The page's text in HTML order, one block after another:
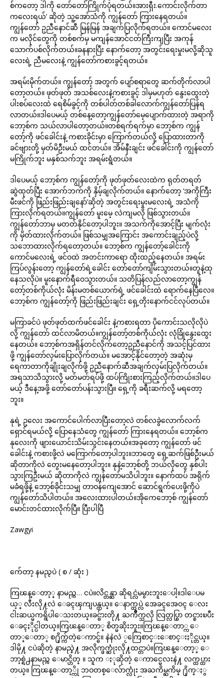
စ်ကတော့ ဒါကို တော်တော်ကြိုက်ပုံရတယ်။အားရှီး.ကောင်းလိုက်တာ
ကလေးရယ်’ ဆိုတဲ့ သူ့အော်သံကို ကျွန်တော် ကြားနေရတယ်။
ကျွန်တော် ဥညီနောင်ဆီ မြန်မြန် အချက်ပြလိုက်ရတယ်။ ကောင်မလေး
က မလိုင်တွေကို တစ်စက်မှ မကျန်အောင်ငတ်ကြီးကျပြီး အကုန်
သောက်ပစ်လိုက်တယ်။ခနနားပြီး နောက်တော့ အတွင်းရေးမှုးမလို့ဆိုသူ
လေးရဲ့ ညီမလေးနဲ့ ကျွန်တော်ကစားခွင့်ရတယ်။
အရမ်းမိုက်တယ်။ ကျွန်တော့် အတွက် ပျော်စရာတွေ ဆက်တိုက်လာပါ
တော့တယ်။ ဖုတ်ဖုတ် အသစ်လေးနဲ့ကစားခွင့် ဒါမှမဟုတ် နွေးထွေးတဲ့
ပါးစပ်လေးထဲ ရေစိမ်ခွင့်ကို တစ်ပါတ်တစ်ခါလောက်ကျွန်တော်ပြန်ရ
လာတယ်။ဒါပေမယ့် တစ်နေ့တော့ကျွန်တော်မေ့ပျောက်ထားတဲ့ အရာကို
ဘော့စ်က သယ်လာပါတော့တယ်။တစ်ရက်ရက်မှာ ဘော့စ်က ကျွန်
တော့်ကို ဖင်ခေါင်းနဲ့ ကစားခိုင်းမှာ ကြောက်တယ်လို့ ပြောထားတာကို
ခင်ဗျားတို့ မှတ်မိဦးမယ် ထင်တယ်။ အိမ်နီးချင်း ဖင်ခေါင်းကို ကျွန်တော်
မကြိုက်ဘူး မနှစ်သက်ဘူး အရမ်းရွံတယ်။
ဒါပေမယ့် ဘော့စ်က ကျွန်တော့်ကို ဖုတ်ဖုတ်လေးထဲက ရုတ်တရတ်
ဆွဲထုတ်ပြီး အောက်ဘက်ကို နှိမ့်ချလိုက်တယ်။ နောက်တော့ ‘အကိုကြီး
မီးဖင်ကို ဖြည်းဖြည်းချနော်’ဆိုတဲ့ အတွင်းရေးမှုးမလေးရဲ့ အသံကို
ကြားလိုက်ရတယ်။ကျွန်တော် မူးမေ့ လဲကျမလို ဖြစ်သွားတယ်။
ကျွန်တော်ဘာမှ မတတ်နိုင်တော့ပါဘူး။ အသက်ကိုအောင့်ပြီး မျက်လုံး
ကို မှိတ်ထားလိုက်တယ်။ ဖြစ်သမျှအကြောင်း အကောင်းချည့်ပဲလို့
သဘောထားလိုက်ရတော့တယ်။ ဘော့စ်က ကျွန်တော့်ခေါင်းကို
ကောင်မလေးရဲ့ ဖင်ဝထဲ အတင်းကာရော ထိုးထည့်နေတယ်။ အရမ်း
ကြပ်လွန်းတော့ ကျွန်တော်ရဲ့ခေါင်း တော်တော်ကျိမ်းသွားတယ်။တူနဲ့ထု
နေသလိုပဲ။ မူးနောက်ရီဝေသွားတယ်။ သတိပြန်လည်လာတော့ကျွန်
တော့်တစ်ကိုယ်လုံး မိန်းမတစ်ယောက်ရဲ့ ဖင်ခေါင်းထဲ ရောက်နေပြီလေ။
ဘော့စ်က ကျွန်တော့်ကို ဖြည်းဖြည်းချင်း ရှေ့တိုးနောက်ငင်လုပ်တယ်။
မကြာခင်ပဲ ဖုတ်ဖုတ်ထက်ဖင်ခေါင်း နဲ့ကစားရတာ ပိုကောင်းသလိုလိုပဲ
လို့ ကျွန်တော် ထင်လာမိတယ်။ကျွန်တော့်တစ်ကိုယ်လုံး လုံခြုံနွေးထွေး
နေတယ်။ ဘော့စ်ကအရှိန်တင်လိုက်တော့ဥညီနောင်ကို အသင့်ပြင်ထား
ဖို့ ကျွန်တော်လှမ်းပြောလိုက်တယ်။ မအောင့်နိုင်တော့တဲ့ အဆုံးမှ
ရေကာတာကိုချိုးချလိုက်ဖို့ ဥညီနောက်ဆီအချက်လှမ်းပြလိုက်တယ်။
အရသာသိသွားလို့ မတ်မတ်ရပ်ဖို့ ထပ်ကြိုးစားကြည့်လိုက်တယ်။ဒါပေ
မယ့် ဒီနေ့အဖို့ တော်တော်ပန်းသွားပြီ။ ရှေ့ကို ခရီးဆက်လို့ မရတော့
ဘူး။
နုရဲ့ ဥလေး အကောင်ပေါက်လာပြီးတော့လဲ တစ်လခွဲလောက်လက်
ရှောင်ရမယ်လို့ ပြောနေသံတွေ ကျွန်တော် ကြားနေရတယ်။ ဘော့စ်က
နုလေးကို ဖျားယောင်းသိမ်းသွင်းနေတယ်။အခုတော့ ကျွန်တော် ဖင်
ခေါင်းနဲ့ ကစားဖို့လဲ မကြောက်တော့ပါဘူး။ဘာတွေ ရှေ့ဆက်ဖြစ်ဦးမယ်
ဆိုတာကိုလဲ တွေးမနေတော့ပါဘူး။ နုနဲ့ဘော့စ်တို့ ဘယ်လိုတွေ နှစ်ပါး
သွားကြဦးမယ် ဆိုတာကိုလဲ ကျွန်တော်မသိပါဘူး။ နောက်ထပ် အရိုက်
မခံရဖို့နဲ့ ဘော့စ်ခိုင်းသမျှ တာဝန်ကျေအောင် ဆောင်ရွက်ပေးဖို့ကိုပဲ
ကျွန်တော်သိပါတယ်။ အလေးထားပါတယ်။အိုကေဘော့စ် ကျွန်တော်
မောင်းတင်ထားလိုက်ပြီ။ ပြီးပါပြီ
Zawgyi
က်ေတာ့ နမည္ငပဲ ( စ / ဆုံး )
ကြၽန္ေတာ့္ နာမည္က… ငပဲ။လိင္တန္ဆာ ဆိုရင္လဲမမွားဘူးေပါ့။ဒါေပမ
ယ့္ လီးလို႔လဲ ေခၚၾကျပန္တယ္။ ေနာက္ထပ္လဲ အေခၚအေဝၚ ေလး
ငါးဆယ္မကရွိပါေသးတယ္။ခင္ဗ်ားတို႔ ႀကိဳက္သလို လြတ္လပ္စြာ တင္စားၿပီး
ေခၚႏိုင္ပါတယ္။ကြၽန္ေတာ္ စိတ္မဆိုးဘူး။ကြၽန္ေတာ္က ေ
တာ္ေတာ္ စ႐ိုက္က်တဲ့ေကာင္ဗ်။ နဲနဲလဲ ႂကြေစာင္းေစာင္းႏိုင္တယ္။
ဒါမို႔ ငပဲဆိုတဲ့ နာမည္နဲ႔ အလိုက္ဖက္ဆုံးလို႔ထင္တာပဲ။ကြၽန္ေတာ့္ ေ
ဘာ့စ္ရဲ႕နာမည္က ေမာင္ဟိတ္ ။ သူက ႏုဆိုတဲ့ ေကာင္မေလးနဲ႔ လက္ထပ္ထား
တယ္။ ကြၽန္ေတာ့္ကို ဘဝတစ္ေလ်ာက္လုံး အႀကိမ္ႀကိမ္ ႐ိုက္ႏွ